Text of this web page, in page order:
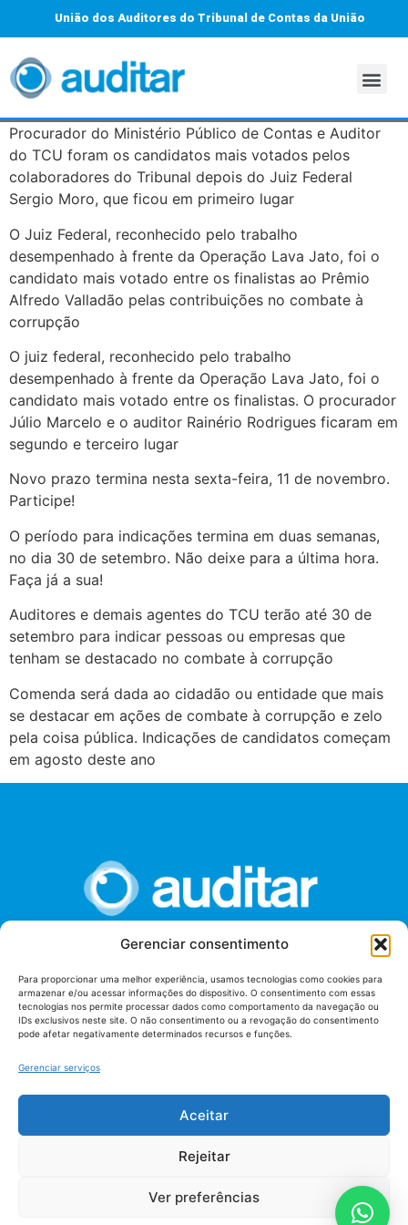
Gerenciar consentimento
Para proporcionar uma melhor experiência, usamos tecnologias como cookies para
armazenar e/ou acessar informações do dispositivo. O consentimento com essas
tecnologias nos permite processar dados como comportamento da navegação ou
IDs exclusivos neste site. O não consentimento ou a revogação do consentimento
pode afetar negativamente determinados recursos e funções.
Gerenciar serviços
Aceitar
Rejeitar
Ver preferências
União dos Auditores do Tribunal de Contas da União
Procurador do Ministério Público de Contas e Auditor
do TCU foram os candidatos mais votados pelos
colaboradores do Tribunal depois do Juiz Federal
Sergio Moro, que ficou em primeiro lugar
O Juiz Federal, reconhecido pelo trabalho
desempenhado à frente da Operação Lava Jato, foi o
candidato mais votado entre os finalistas ao Prêmio
Alfredo Valladão pelas contribuições no combate à
corrupção
O juiz federal, reconhecido pelo trabalho
desempenhado à frente da Operação Lava Jato, foi o
candidato mais votado entre os finalistas. O procurador
Júlio Marcelo e o auditor Rainério Rodrigues ficaram em
segundo e terceiro lugar
Novo prazo termina nesta sexta-feira, 11 de novembro.
Participe!
O período para indicações termina em duas semanas,
no dia 30 de setembro. Não deixe para a última hora.
Faça já a sua!
Auditores e demais agentes do TCU terão até 30 de
setembro para indicar pessoas ou empresas que
tenham se destacado no combate à corrupção
Comenda será dada ao cidadão ou entidade que mais
se destacar em ações de combate à corrupção e zelo
pela coisa pública. Indicações de candidatos começam
em agosto deste ano
União dos Auditores Federais de Controle Externo -
AUDITAR
Setor de Administração Federal Sul (SAF/Sul), Qd. 04, Lt. 01
Edifício Anexo II
Termos de uso
privacidade